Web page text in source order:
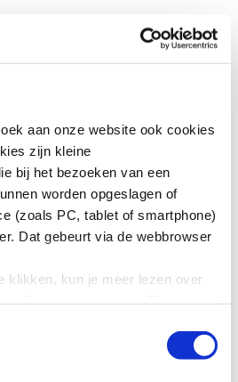
aan onze website ook cookies
zijn kleine
bij het bezoeken van een
worden opgeslagen of
(zoals PC, tablet of smartphone)
Dat gebeurt via de webbrowser
klikken, kun je meer lezen over
in onze cookieverklaring
op ‘Alleen noodzakelijke
moeten gratis zijn en blijven.
vindt de werkgroep. Niet
een moderne smartphone. En
altijd belangrijk, via kanalen en
passen.
open met verantwoord
aan het kabinet